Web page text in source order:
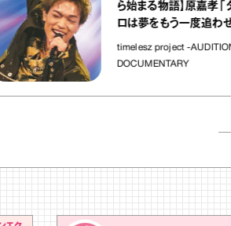
ら始まる物語】原嘉孝「タイプ
ロは夢をもう一度追わせてく
れた場所」
timelesz project -AUDITION-
DOCUMENTARY